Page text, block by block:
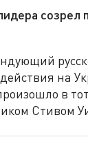
созрел
на
в
Стивом